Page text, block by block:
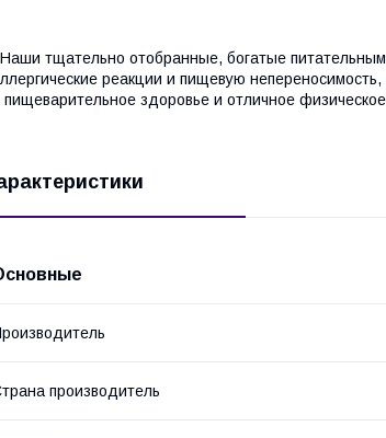
тщательно отобранные, богатые
реакции и пищевую
пищеварительное здоровье и отличное
производитель